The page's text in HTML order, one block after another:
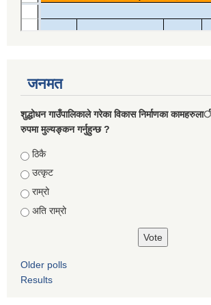
जनमत
शुद्धोधन गाउँपालिकाले गरेका विकास निर्माणका
रुपमा मुल्यङ्कन गर्नुहुन्छ ?
Choices
ठिकै
उत्कृट
राम्रो
अति राम्रो
Older polls
Results